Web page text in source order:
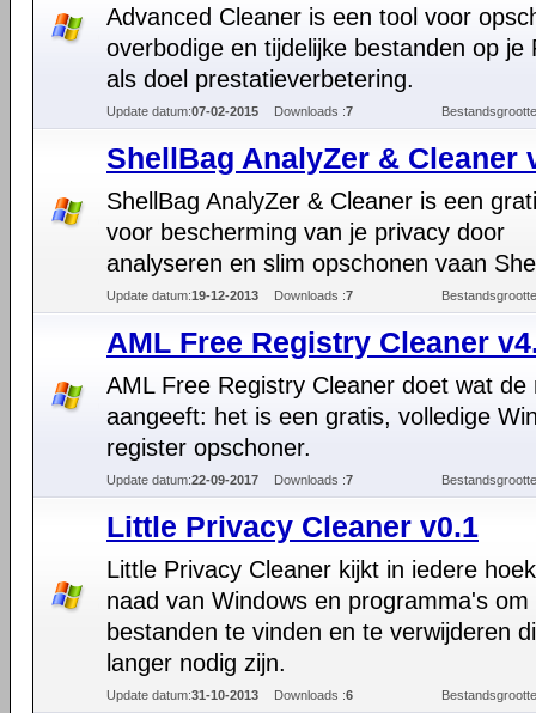
Advanced Cleaner is een tool voor
overbodige en tijdelijke bestanden op je
als doel prestatieverbetering.
Update datum:07-02-2015 Downloads :7
ShellBag AnalyZer & Cleaner
ShellBag AnalyZer & Cleaner is een
voor bescherming van je privacy door
analyseren en slim opschonen vaan
Update datum:19-12-2013 Downloads :7
AML Free Registry Cleaner
AML Free Registry Cleaner doet wat de
aangeeft: het is een gratis, volledige
register opschoner.
Update datum:22-09-2017 Downloads :7
Little Privacy Cleaner v0.1
Little Privacy Cleaner kijkt in iedere
naad van Windows en programma's om
bestanden te vinden en te verwijderen
langer nodig zijn.
Update datum:31-10-2013 Downloads :6